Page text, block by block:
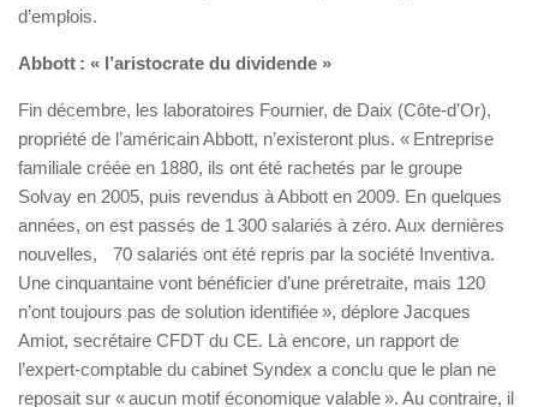
d’emplois.
Abbott : « l’aristocrate du dividende »
Fin décembre, les laboratoires Fournier, de Daix (Côte-d’Or),
propriété de l’américain Abbott, n’existeront plus. « Entreprise
familiale créée en 1880, ils ont été rachetés par le groupe
Solvay en 2005, puis revendus à Abbott en 2009. En quelques
années, on est passés de 1 300 salariés à zéro. Aux dernières
nouvelles, 70 salariés ont été repris par la société Inventiva.
Une cinquantaine vont bénéficier d’une préretraite, mais 120
n’ont toujours pas de solution identifiée », déplore Jacques
Amiot, secrétaire CFDT du CE. Là encore, un rapport de
l’expert-comptable du cabinet Syndex a conclu que le plan ne
reposait sur « aucun motif économique valable ». Au contraire, il